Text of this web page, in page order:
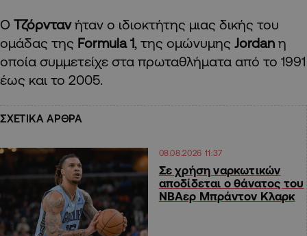
Ο Τζόρντανήταν ο ιδιοκτήτης μιας δικής του
ομάδας της Formula 1, της ομώνυμης Jordan η
οποία συμμετείχε στα πρωταθλήματα από το 1991
έως και το 2005.
ΣΧΕΤΙΚΑ ΑΡΘΡΑ
08.08.2026 11:37
Σε χρήση ναρκωτικών
αποδίδεται ο θάνατος του
ΝΒΑερ Μπράντον Κλαρκ